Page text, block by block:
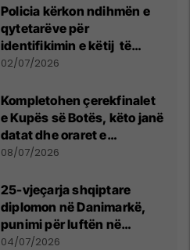
Policia kërkon ndihmën e
qytetarëve për
identifikimin e këtij të
dyshuari
02/07/2026
Kompletohen çerekfinalet
e Kupës së Botës, këto janë
datat dhe oraret e
ndeshjeve
08/07/2026
25-vjeçarja shqiptare
diplomon në Danimarkë,
punimi për luftën në
Kosovë vlerësohet me
04/07/2026